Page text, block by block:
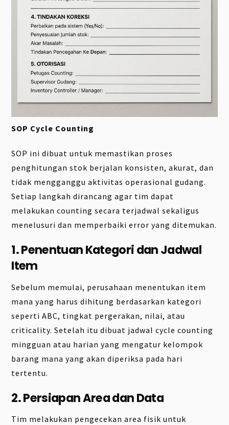
SOP Cycle Counting
SOP ini dibuat untuk memastikan proses
penghitungan stok berjalan konsisten, akurat, dan
tidak mengganggu aktivitas operasional gudang.
Setiap langkah dirancang agar tim dapat
melakukan counting secara terjadwal sekaligus
menelusuri dan memperbaiki error yang ditemukan.
1. Penentuan Kategori dan Jadwal
Item
Sebelum memulai, perusahaan menentukan item
mana yang harus dihitung berdasarkan kategori
seperti ABC, tingkat pergerakan, nilai, atau
criticality. Setelah itu dibuat jadwal cycle counting
mingguan atau harian yang mengatur kelompok
barang mana yang akan diperiksa pada hari
tertentu.
2. Persiapan Area dan Data
Tim melakukan pengecekan area fisik untuk